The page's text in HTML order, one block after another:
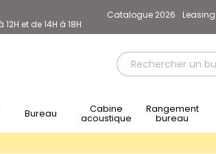
et de 14H à 18H
Catalogue 2026 Leasing
Bureau
Cabine
acoustique
Rangement
bureau